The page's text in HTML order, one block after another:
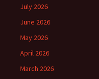
July 2026
June 2026
May 2026
April 2026
March 2026